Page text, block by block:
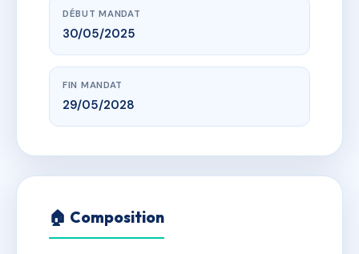
DÉBUT MANDAT
30/05/2025
FIN MANDAT
29/05/2028
🏠 Composition